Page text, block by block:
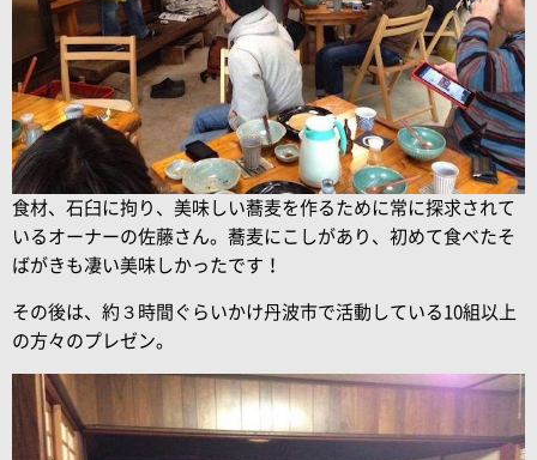
食材、石臼に拘り、美味しい蕎麦を作るために常に探求されて
いるオーナーの佐藤さん。蕎麦にこしがあり、初めて食べたそ
ばがきも凄い美味しかったです！
その後は、約３時間ぐらいかけ丹波市で活動している10組以上
の方々のプレゼン。